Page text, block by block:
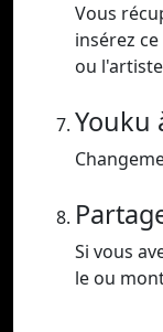
Vous
insérez
ou
Youku
Si vous
le ou